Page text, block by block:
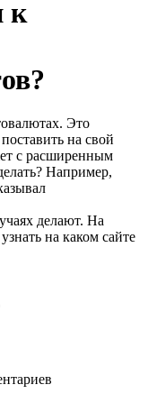
к
Это
на свой
с расширенным
Например,
делают. На
на каком сайте